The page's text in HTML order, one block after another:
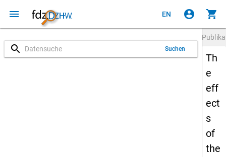
menu EN account_circle shopping_cart
search Suchen
Th
e
eff
ect
s
of
the